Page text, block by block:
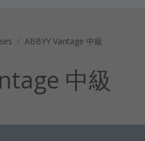
ABBYY Vantage 中級
中級